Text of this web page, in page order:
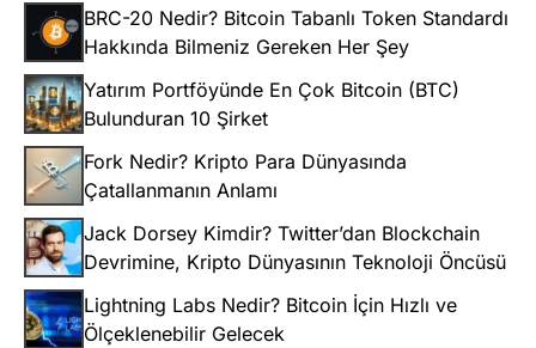
BRC-20 Nedir? Bitcoin Tabanlı Token Standardı
Hakkında Bilmeniz Gereken Her Şey
Yatırım Portföyünde En Çok Bitcoin (BTC)
Bulunduran 10 Şirket
Fork Nedir? Kripto Para Dünyasında
Çatallanmanın Anlamı
Jack Dorsey Kimdir? Twitter’dan Blockchain
Devrimine, Kripto Dünyasının Teknoloji Öncüsü
Lightning Labs Nedir? Bitcoin İçin Hızlı ve
Ölçeklenebilir Gelecek